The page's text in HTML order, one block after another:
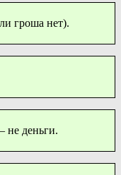
гроша нет).
не деньги.